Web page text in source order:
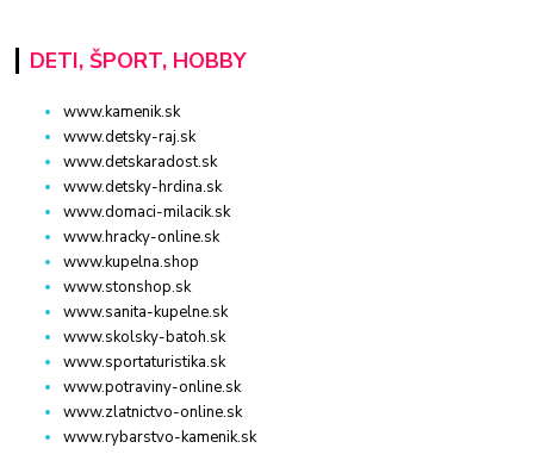
DETI, ŠPORT, HOBBY
www.kamenik.sk
www.detsky-raj.sk
www.detskaradost.sk
www.detsky-hrdina.sk
www.domaci-milacik.sk
www.hracky-online.sk
www.kupelna.shop
www.stonshop.sk
www.sanita-kupelne.sk
www.skolsky-batoh.sk
www.sportaturistika.sk
www.potraviny-online.sk
www.zlatnictvo-online.sk
www.rybarstvo-kamenik.sk